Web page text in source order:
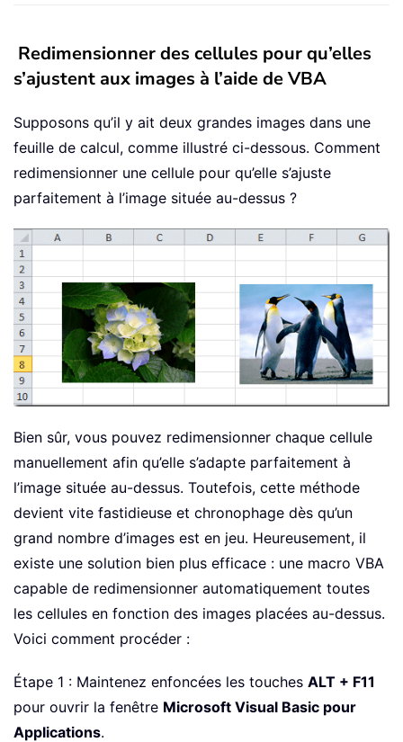
Redimensionner des cellules pour qu’elles
s’ajustent aux images à l’aide de VBA
Supposons qu’il y ait deux grandes images dans une
feuille de calcul, comme illustré ci-dessous. Comment
redimensionner une cellule pour qu’elle s’ajuste
parfaitement à l’image située au-dessus ?
Bien sûr, vous pouvez redimensionner chaque cellule
manuellement afin qu’elle s’adapte parfaitement à
l’image située au-dessus. Toutefois, cette méthode
devient vite fastidieuse et chronophage dès qu’un
grand nombre d’images est en jeu. Heureusement, il
existe une solution bien plus efficace : une macro VBA
capable de redimensionner automatiquement toutes
les cellules en fonction des images placées au-dessus.
Voici comment procéder :
Étape 1 : Maintenez enfoncées les touches ALT + F11
pour ouvrir la fenêtre Microsoft Visual Basic pour
Applications.